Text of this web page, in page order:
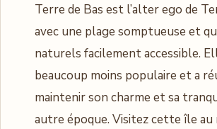
Terre de Bas est l’alter ego de
avec une plage somptueuse et
naturels facilement accessible.
beaucoup moins populaire et a
maintenir son charme et sa
autre époque. Visitez cette île au